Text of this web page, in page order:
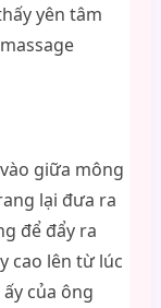
yên tâm
giữa mông
lại đưa ra
để đẩy ra
cao lên từ lúc
của ông